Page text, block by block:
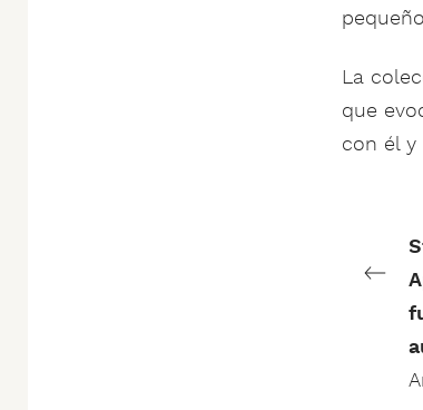
La
que
con él